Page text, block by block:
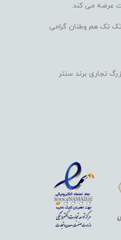
عرضه می کند.
تک تک هم وطنان گرامی
تجاری برند سنتر